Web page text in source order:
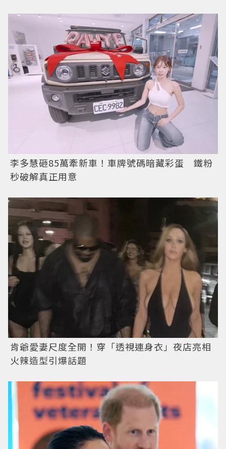
李多慧砸85萬牽新車！車牌號碼暗藏彩蛋 鐵粉
秒破解真正用意
肯爺愛妻尺度全開！穿「透視連身衣」夜店亮相
火辣造型引爆話題